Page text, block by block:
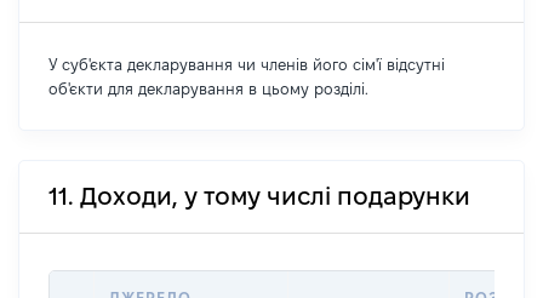
У суб'єкта декларування чи членів його сім'ї відсутні
об'єкти для декларування в цьому розділі.
11. Доходи, у тому числі подарунки